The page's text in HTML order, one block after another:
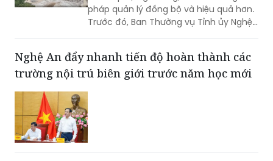
pháp quản lý đồng bộ và hiệu quả hơn.
Trước đó, Ban Thường vụ Tỉnh ủy Nghệ
sản trên địa bàn tỉnh.
Nghệ An đẩy nhanh tiến độ hoàn thành các
trường nội trú biên giới trước năm học mới